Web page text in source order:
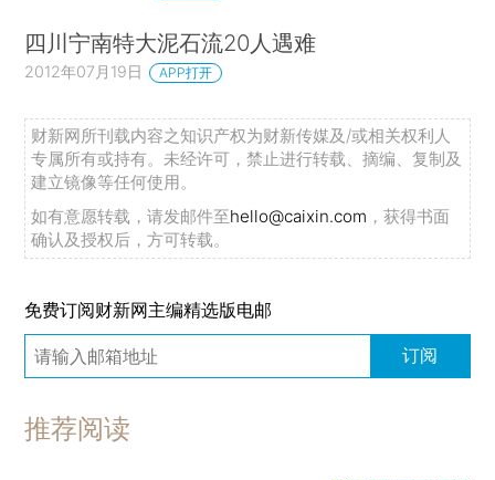
四川宁南特大泥石流20人遇难
2012年07月19日 APP打开
财新网所刊载内容之知识产权为财新传媒及/或相关权利人
专属所有或持有。未经许可，禁止进行转载、摘编、复制及
建立镜像等任何使用。
如有意愿转载，请发邮件至hello@caixin.com ，获得书面
确认及授权后，方可转载。
免费订阅财新网主编精选版电邮
订阅
推荐阅读